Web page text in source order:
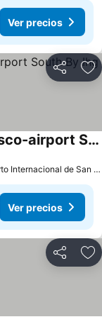
Ver precios
Compartir
Holiday Inn Express San Francisco-airport South By Ihg
a 3.5 km de: Aeropuerto Internacional de San Francisco
Ver precios
Compartir